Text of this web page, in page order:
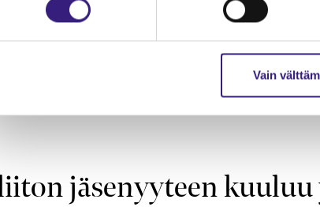
Vain
Tilaa näytenumero alta.
jäsenyyteen